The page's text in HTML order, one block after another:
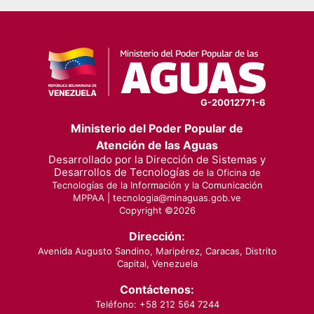
G-20012771-6
Ministerio del Poder Popular de
Atención de las Aguas
Desarrollado por la Dirección de Sistemas y
Desarrollos de Tecnologías de la Oficina de
Tecnologías de la Información y la Comunicación
MPPAA | tecnologia@minaguas.gob.ve
Copyright ©2026
Dirección:
Avenida Augusto Sandino, Maripérez, Caracas, Distrito
Capital, Venezuela
Contáctenos:
Teléfono: +58 212 564 7244